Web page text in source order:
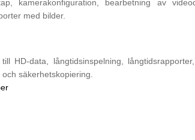
kamerakonfiguration, bearbetning av
med bilder.
HD-data, långtidsinspelning,
säkerhetskopiering.